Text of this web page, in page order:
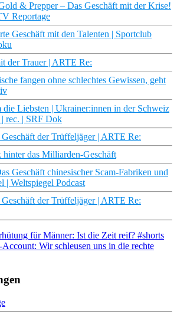
& Prepper – Das Geschäft mit der Krise!
Reportage
Geschäft mit den Talenten | Sportclub
der Trauer | ARTE Re:
fangen ohne schlechtes Gewissen, geht
die Liebsten | Ukrainer:innen in der Schweiz
rec. | SRF Dok
der Trüffeljäger | ARTE Re:
das Milliarden-Geschäft
Geschäft chinesischer Scam-Fabriken und
| Weltspiegel Podcast
der Trüffeljäger | ARTE Re:
für Männer: Ist die Zeit reif? #shorts
Account: Wir schleusen uns in die rechte